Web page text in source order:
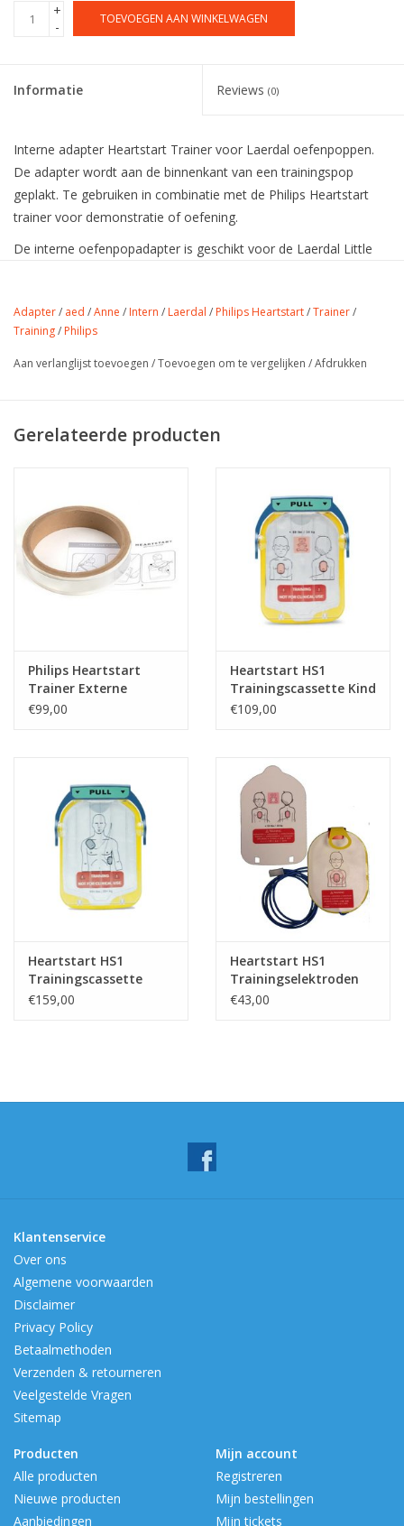
+
-
TOEVOEGEN AAN WINKELWAGEN
Informatie Reviews (0)
Interne adapter Heartstart Trainer voor Laerdal oefenpoppen.
De adapter wordt aan de binnenkant van een trainingspop
geplakt. Te gebruiken in combinatie met de Philips Heartstart
trainer voor demonstratie of oefening.
De interne oefenpopadapter is geschikt voor de Laerdal Little
Adapter/ aed /Anne / Intern / Laerdal / Philips Heartstart/Trainer/
Training/ Philips
Aan verlanglijst toevoegen /Toevoegen om te vergelijken /Afdrukken
Gerelateerde producten
Philips Heartstart
Trainer Externe
Adapter
€99,00
Heartstart HS1
Trainingscassette Kind
€109,00
Heartstart HS1
Trainingscassette
€159,00
Heartstart HS1
Trainingselektroden
Kind
€43,00
Klantenservice
Over ons
Algemene voorwaarden
Disclaimer
Privacy Policy
Betaalmethoden
Verzenden & retourneren
Veelgestelde Vragen
Sitemap
Producten
Alle producten
Nieuwe producten
Aanbiedingen
Mijn account
Registreren
Mijn bestellingen
Mijn tickets